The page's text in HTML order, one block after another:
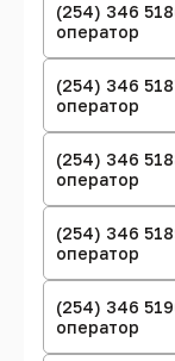
(254) 346
оператор
(254) 346
оператор
(254) 346
оператор
(254) 346
оператор
(254) 346
оператор